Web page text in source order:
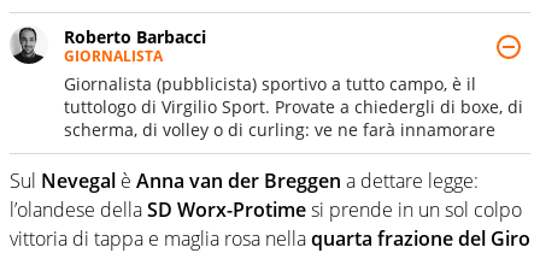
Roberto Barbacci
GIORNALISTA
Giornalista (pubblicista) sportivo a tutto campo, è il
tuttologo di Virgilio Sport. Provate a chiedergli di boxe, di
scherma, di volley o di curling: ve ne farà innamorare
Sul Nevegal è Anna van der Breggen a dettare legge:
l’olandese dellaSD Worx-Protimesi prende in un sol colpo
vittoria di tappa e maglia rosa nellaquarta frazione del Giro